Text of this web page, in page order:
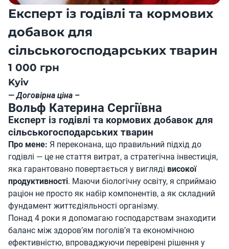
Експерт із годівлі та кормових
добавок для
сільськогосподарських тварин
1 000 грн
Kyiv
— Договірна ціна –
Вольф Катерина Сергіївна
Експерт із годівлі та кормових добавок для
сільськогосподарських тварин
Про мене: Я переконана, що правильний підхід до
годівлі — це не стаття витрат, а стратегічна інвестиція,
яка гарантовано повертається у вигляді високої
продуктивності. Маючи біологічну освіту, я сприймаю
раціон не просто як набір компонентів, а як складний
фундамент життєдіяльності організму.
Понад 4 роки я допомагаю господарствам знаходити
баланс між здоров’ям поголів’я та економічною
ефективністю, впроваджуючи перевірені рішення у